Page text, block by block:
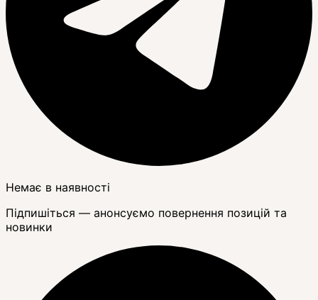
Немає в наявності
Підпишіться — анонсуємо повернення позицій та
новинки